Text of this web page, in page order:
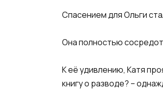
Спасением для Ольги
Она полностью
К её удивлению, Катя
книгу о разводе? –